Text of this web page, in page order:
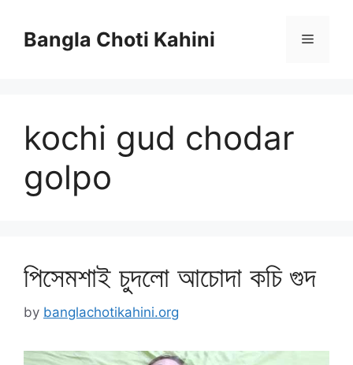
contentBangla Choti Kahini Menu
kochi gud chodar
golpo
পিসেমশাই চুদলো আচোদা কচি গুদ
by banglachotikahini.org